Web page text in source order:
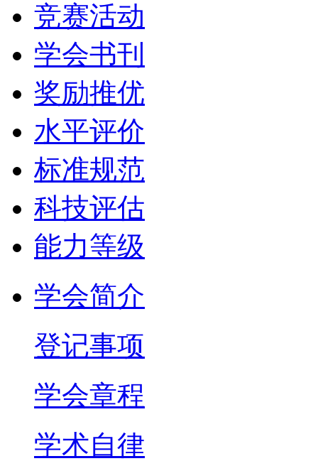
竞赛活动
学会书刊
奖励推优
水平评价
标准规范
科技评估
能力等级
学会简介
登记事项
学会章程
学术自律